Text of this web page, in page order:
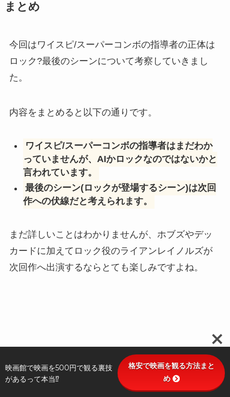
まとめ
今回はワイスピ/スーパーコンボの指導者の正体は
ロック?最後のシーンについて考察していきまし
た。
内容をまとめると以下の通りです。
ワイスピ/スーパーコンボの指導者はまだわか
っていませんが、AIかロックなのではないかと
言われています。
最後のシーン(ロックが登場するシーン)は次回
作への伏線だと考えられます。
まだ詳しいことはわかりませんが、ホブズやデッ
カードに加えてロック役のライアンレイノルズが
次回作へ出演するならとても楽しみですよね。
映画館で映画を500円で観る裏技
があるって本当⁉
格安で映画を観る方法まと
め